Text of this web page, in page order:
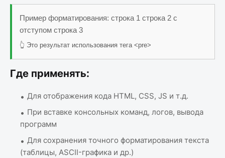
Пример форматирования: строка 1 строка 2 с
отступом строка 3
👆 Это результат использования тега <pre>
Где применять:
Для отображения кода HTML, CSS, JS и т.д.
При вставке консольных команд, логов, вывода
программ
Для сохранения точного форматирования текста
(таблицы, ASCII-графика и др.)